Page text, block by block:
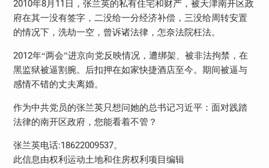
2010年8月 11 日，张兰英的私有住宅和财产，被天津南开区政
府在其一没有签字，二没给一分经济补偿，三没给周转安置
的情况下，洗劫一空，曾诉诸法律，怎奈法院枉法。
2012年“两会”进京向党反映情况，遭绑架、被非法拘禁，在
黑监狱被逼割腕。后扣押在如家快捷酒店至今。期间被逼与
感情不错的丈夫离婚。
作为中共党员的张兰英只想问她的总书记习近平：面对践踏
法律的南开区政府，您能看着不管？
张兰英电话:18622009537。
此信息由权利运动土地和住房权利项目编辑